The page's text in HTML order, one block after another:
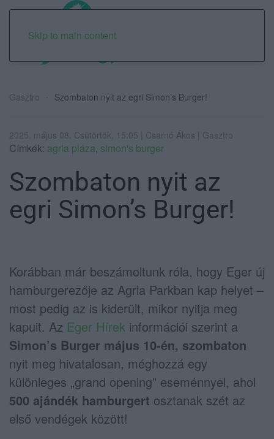
Skip to main content
Gasztro Szombaton nyit az egri Simon’s Burger!
2025. május 08. Csütörtök, 15:05 | Csarnó Ákos | Gasztro
Címkék: agria pláza, simon's burger
Szombaton nyit az
egri Simon’s Burger!
Korábban már beszámoltunk róla, hogy Eger új
hamburgerezője az Agria Parkban kap helyet –
most pedig az is kiderült, mikor nyitja meg
kapuit. Az Eger Hírek információi szerint a
Simon’s Burger május 10-én, szombaton
nyit meg hivatalosan, méghozzá egy
különleges „grand opening” eseménnyel, ahol
500 ajándék hamburgert osztanak szét az
első vendégek között!